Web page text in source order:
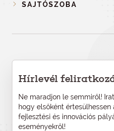
SAJTÓSZOBA
Hírlevél
Ne maradjon le semmiről!
hogy elsőként
fejlesztési és innovációs
eseményekről!